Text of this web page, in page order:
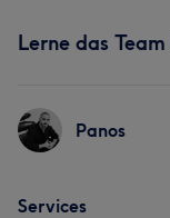
Lerne das
Panos
Services